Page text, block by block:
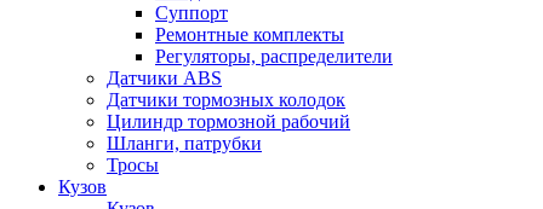
Суппорт
Ремонтные комплекты
Регуляторы, распределители
Датчики ABS
Датчики тормозных колодок
Цилиндр тормозной рабочий
Шланги, патрубки
Тросы
Кузов